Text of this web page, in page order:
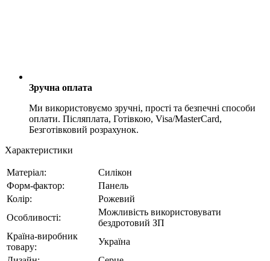
Зручна оплата
Ми використовуємо зручні, прості та безпечні способи
оплати. Післяплата, Готівкою, Visa/MasterCard,
Безготівковий розрахунок.
Характеристики
Матеріал:
Силікон
Форм-фактор:
Панель
Колір:
Рожевий
Особливості:
Можливість використовувати
бездротовий ЗП
Країна-виробник
товару:
Україна